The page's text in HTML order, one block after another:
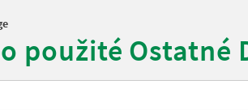
použité Ostatné